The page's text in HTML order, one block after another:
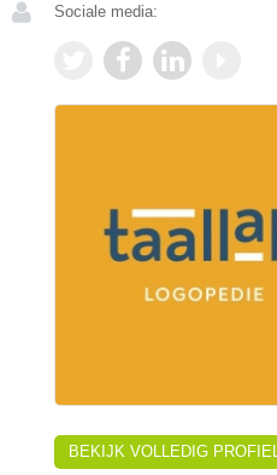
Sociale media:
BEKIJK VOLLEDIG PROFIEL